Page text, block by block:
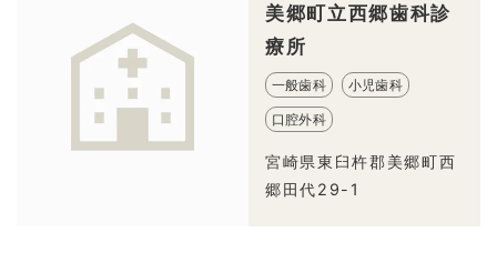
美郷町立西郷歯科診
療所
一般歯科 小児歯科
口腔外科
宮崎県東臼杵郡美郷町西
郷田代29-1